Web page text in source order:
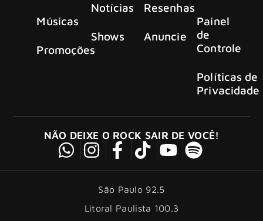
Músicas
Promoções
Notícias
Shows
Resenhas
Anuncie
Painel
de
Controle
Políticas de
Privacidade
NÃO DEIXE O ROCK SAIR DE VOCÊ!
São Paulo 92.5
Litoral Paulista 100.3